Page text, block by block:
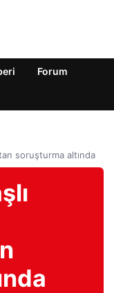
Forum
soruşturma altında